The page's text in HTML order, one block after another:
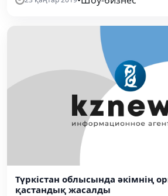
Түркістан облысында әкімнің
қастандық жасалды